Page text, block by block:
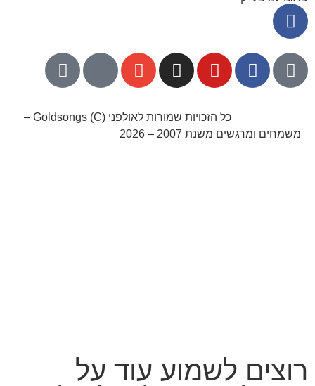
כל הזכויות שמורות לאולפני Goldsongs (C) –
משמחים ומרגשים משנת 2007 – 2026
רוצים לשמוע עוד על